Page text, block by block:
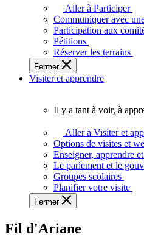
fonctionner
plein
potentiel,
l'Assemblée
a
besoin
Aller à Participer
Communiquer avec
Participation aux
Pétitions
Réserver les terrains
Fermer
Visiter et apprendre
voir,
apprendre
et
découvrir
Il y a tant à voir, à
Aller à Visiter et
Options de visites et
Enseigner, apprendre
Le parlement et le
Groupes scolaires
Planifier votre visite
Fermer
Fil d'Ariane